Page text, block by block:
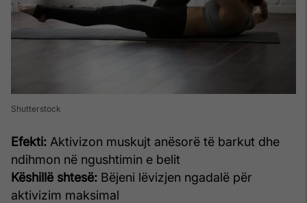
Shutterstock
Efekti: Aktivizon muskujt anësorë të barkut dhe
ndihmon në ngushtimin e belit
Këshillë shtesë: Bëjeni lëvizjen ngadalë për
aktivizim maksimal